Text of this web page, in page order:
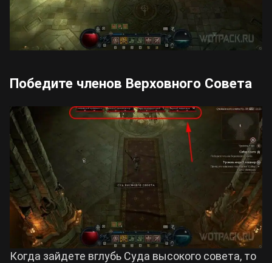
Победите членов Верховного Совета
Когда зайдете вглубь Суда высокого совета, то